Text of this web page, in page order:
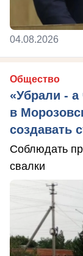
04.08.2026
Общество
«Убрали - а
в
создавать
Соблюдать
свалки